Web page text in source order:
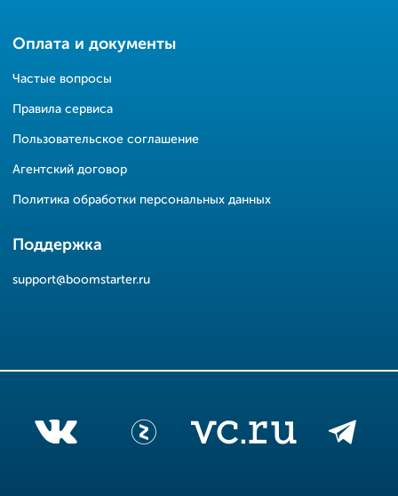
Оплата и документы
Частые вопросы
Правила сервиса
Пользовательское соглашение
Агентский договор
Политика обработки персональных данных
Поддержка
support@boomstarter.ru